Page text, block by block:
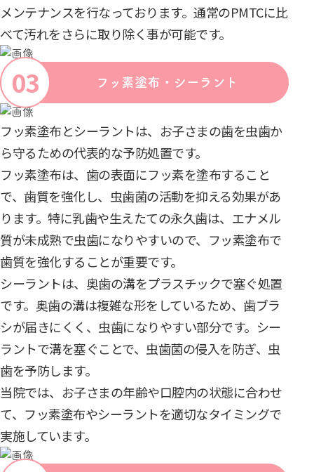
メンテナンスを行なっております。通常のPMTCに比
べて汚れをさらに取り除く事が可能です。
フッ素塗布・シーラント
フッ素塗布とシーラントは、お子さまの歯を虫歯か
ら守るための代表的な予防処置です。
フッ素塗布は、歯の表面にフッ素を塗布すること
で、歯質を強化し、虫歯菌の活動を抑える効果があ
ります。特に乳歯や生えたての永久歯は、エナメル
質が未成熟で虫歯になりやすいので、フッ素塗布で
歯質を強化することが重要です。
シーラントは、奥歯の溝をプラスチックで塞ぐ処置
です。奥歯の溝は複雑な形をしているため、歯ブラ
シが届きにくく、虫歯になりやすい部分です。シー
ラントで溝を塞ぐことで、虫歯菌の侵入を防ぎ、虫
歯を予防します。
当院では、お子さまの年齢や口腔内の状態に合わせ
て、フッ素塗布やシーラントを適切なタイミングで
実施しています。